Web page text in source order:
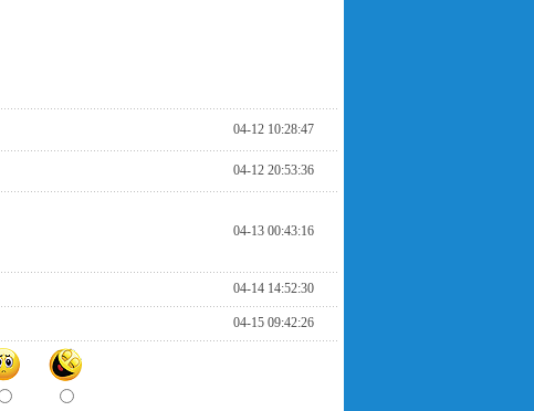
04-12 10:28:47
04-12 20:53:36
04-13 00:43:16
04-14 14:52:30
04-15 09:42:26